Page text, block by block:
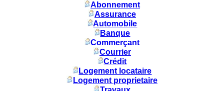
Abonnement
Assurance
Automobile
Banque
Commerçant
Courrier
Crédit
Logement locataire
Logement proprietaire